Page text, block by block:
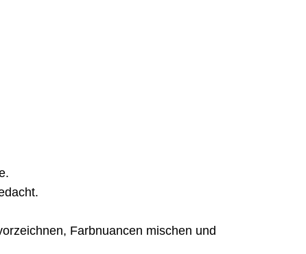
Farbnuancen mischen und